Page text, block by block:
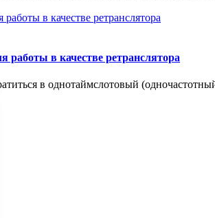
в качестве ретранслятора
в однотаймслотовый